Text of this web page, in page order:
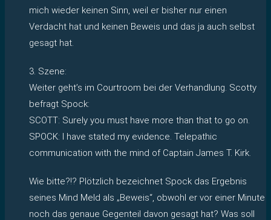
mich wieder keinen Sinn, weil er bisher nur einen
Verdacht hat und keinen Beweis und das ja auch selbst
gesagt hat.
3. Szene:
Weiter geht’s im Courtroom bei der Verhandlung. Scotty
befragt Spock:
SCOTT: Surely you must have more than that to go on.
SPOCK: I have stated my evidence. Telepathic
communication with the mind of Captain James T. Kirk.
Wie bitte?!? Plötzlich bezeichnet Spock das Ergebnis
seines Mind Meld als „Beweis“, obwohl er vor einer Minute
noch das genaue Gegenteil davon gesagt hat? Was soll